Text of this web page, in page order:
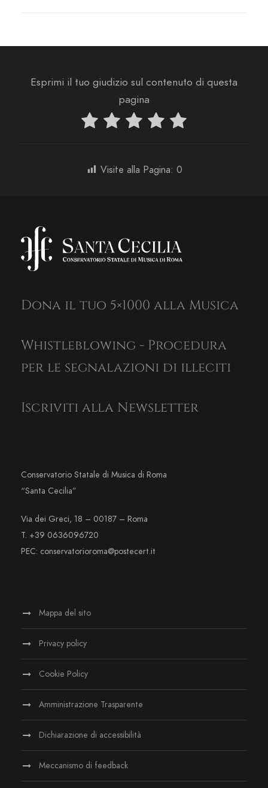
Esprimi il tuo giudizio sul contenuto di questa
pagina
Visite alla Pagina: 0
Dona il tuo 5×1000 alla Musica
Whistleblowing - Procedura
per le segnalazioni di illeciti
Iscriviti alla Newsletter
Conservatorio Statale di Musica di Roma
“Santa Cecilia”
Via dei Greci, 18 – 00187 – Roma
T. +39 0636096720
PEC: conservatorioroma@postecert.it
Mappa del sito
Privacy policy
Cookie Policy
Amministrazione Trasparente
Dichiarazione di accessibilità
Meccanismo di feedback